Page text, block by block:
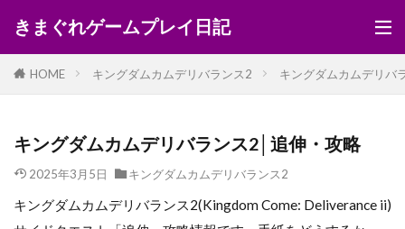
きまぐれゲームプレイ日記
HOME キングダムカムデリバランス2 キングダムカムデリバ
キングダムカムデリバランス2│追伸・攻略
2025年3月5日 キングダムカムデリバランス2
キングダムカムデリバランス2(Kingdom Come: Deliverance ii)